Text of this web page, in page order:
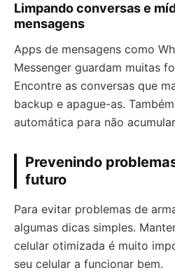
Limpando conversas e
mensagens
Apps de mensagens como
Messenger guardam muitas
Encontre as conversas que
backup e apague-as.
automática para não
Prevenindo
futuro
Para evitar problemas de
algumas dicas simples.
celular otimizada é muito
seu celular a funcionar bem.